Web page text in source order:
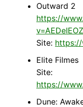
Outward 2
https://
Site:
Elite Filmes
Site:
https://
Dune: